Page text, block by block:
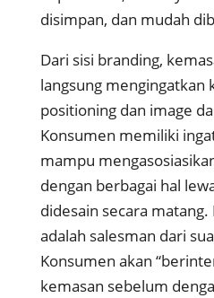
disimpan, dan mudah
Dari sisi branding,
langsung mengingatkan
positioning dan image
Konsumen memiliki
mampu
dengan berbagai hal
didesain secara
adalah salesman dari
Konsumen akan
kemasan sebelum